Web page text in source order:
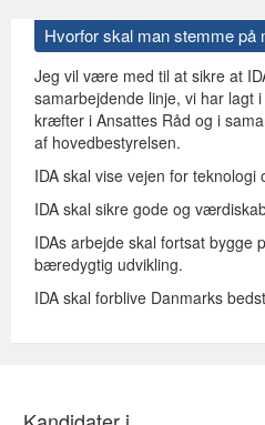
Hvorfor skal man stemme på
Jeg vil være med til at sikre at
samarbejdende linje, vi har lagt
kræfter i Ansattes Råd og i
af hovedbestyrelsen.
IDA skal vise vejen for teknologi
IDA skal sikre gode og
IDAs arbejde skal fortsat bygge
bæredygtig udvikling.
IDA skal forblive Danmarks